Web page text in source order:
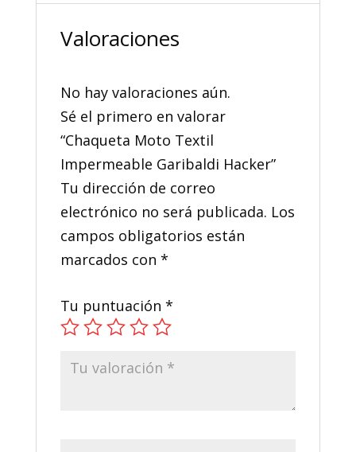
Valoraciones
No hay valoraciones aún.
Sé el primero en valorar
“Chaqueta Moto Textil
Impermeable Garibaldi Hacker”
Tu dirección de correo
electrónico no será publicada. Los
campos obligatorios están
marcados con *
Tu puntuación *